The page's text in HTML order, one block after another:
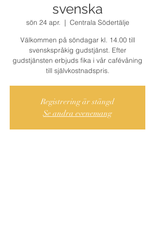
svenska
sön 24 apr.
  |
Centrala Södertälje
Välkommen på söndagar kl. 14.00 till
svenskspråkig gudstjänst. Efter
gudstjänsten erbjuds fika i vår cafévåning
till självkostnadspris.
Registrering är stängd
Se andra evenemang